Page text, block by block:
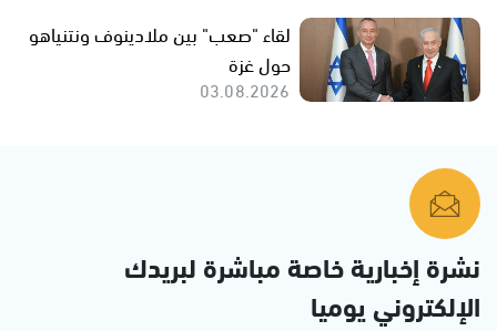
لقاء "صعب" بين ملادينوف ونتنياهو
حول غزة
03.08.2026
نشرة إخبارية خاصة مباشرة لبريدك
الإلكتروني يوميا